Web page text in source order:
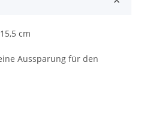
cm
Aussparung für den